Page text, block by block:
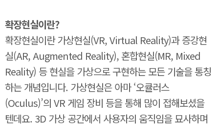
확장현실이란?
확장현실이란 가상현실(VR, Virtual Reality)과 증강현
실(AR, Augmented Reality), 혼합현실(MR, Mixed
Reality) 등 현실을 가상으로 구현하는 모든 기술을 통칭
하는 개념입니다. 가상현실은 아마 ‘오큘러스
(Oculus)’의 VR 게임 장비 등을 통해 많이 접해보셨을
텐데요. 3D 가상 공간에서 사용자의 움직임을 묘사하며